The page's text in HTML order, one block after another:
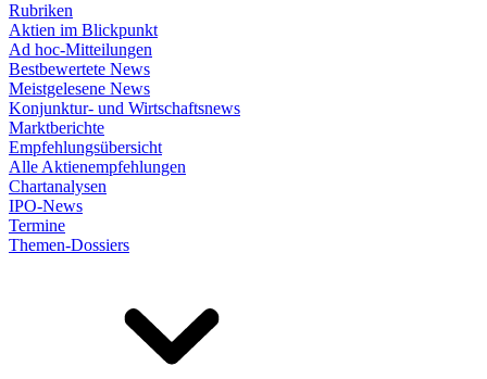
Rubriken
Aktien im Blickpunkt
Ad hoc-Mitteilungen
Bestbewertete News
Meistgelesene News
Konjunktur- und Wirtschaftsnews
Marktberichte
Empfehlungsübersicht
Alle Aktienempfehlungen
Chartanalysen
IPO-News
Termine
Themen-Dossiers